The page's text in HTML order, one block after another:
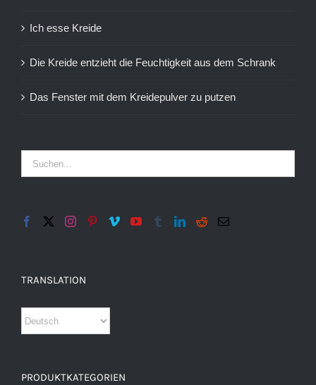
Ich esse Kreide
Die Kreide entzieht die Feuchtigkeit aus dem Schrank
Das Fenster mit dem Kreidepulver zu putzen
TRANSLATION
PRODUKTKATEGORIEN